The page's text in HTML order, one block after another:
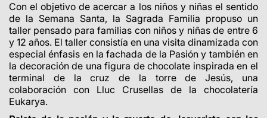
Con el objetivo de acercar a los niños y niñas el sentido
de la Semana Santa, la Sagrada Familia propuso un
taller pensado para familias con niños y niñas de entre 6
y 12 años. El taller consistía en una visita dinamizada con
especial énfasis en la fachada de la Pasión y también en
la decoración de una figura de chocolate inspirada en el
terminal de la cruz de la torre de Jesús, una
colaboración con Lluc Crusellas de la chocolatería
Eukarya.